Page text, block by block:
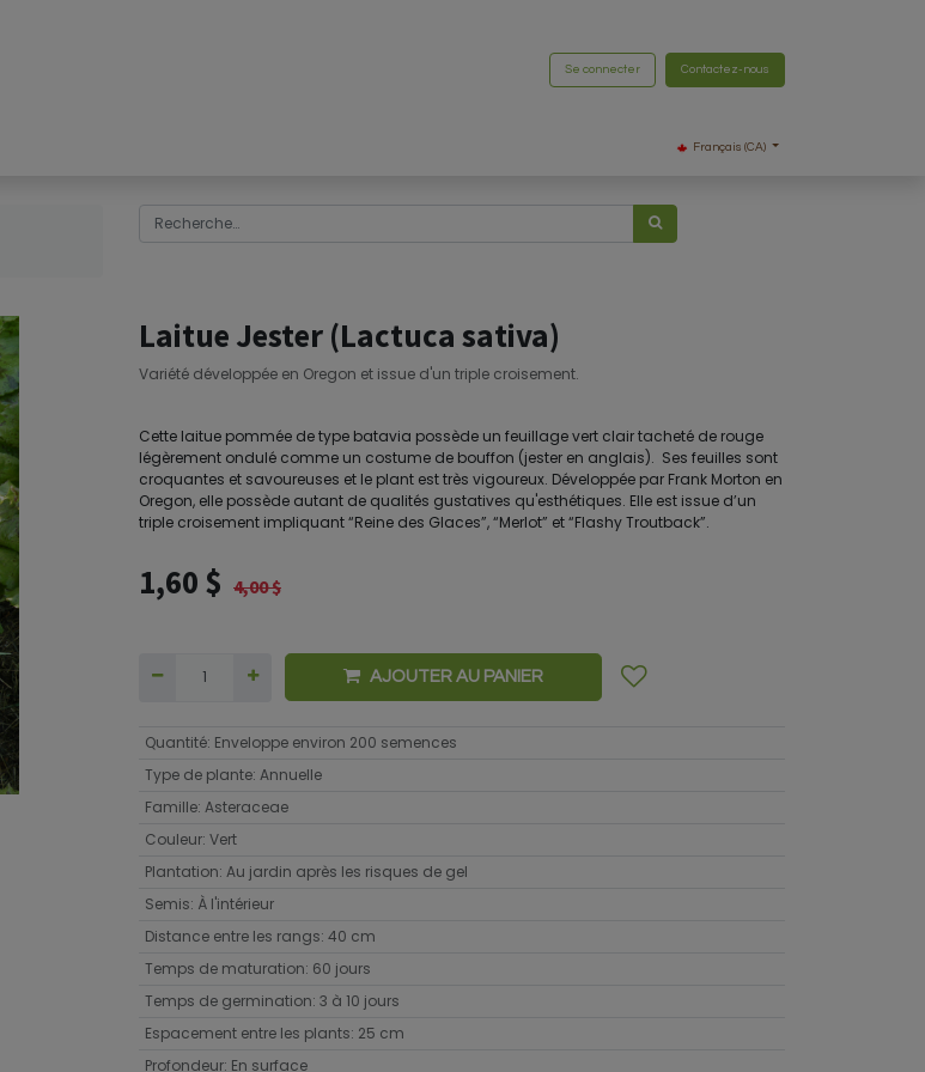
Se connecter Contactez-nous
Français (CA)
Laitue Jester (Lactuca sativa)
Variété développée en Oregon et issue d'un triple croisement.
Cette laitue pommée de type batavia possède un feuillage vert clair tacheté de rouge
légèrement ondulé comme un costume de bouffon (jester en anglais). Ses feuilles sont
croquantes et savoureuses et le plant est très vigoureux. Développée par Frank Morton en
Oregon, elle possède autant de qualités gustatives qu'esthétiques. Elle est issue d’un
triple croisement impliquant “Reine des Glaces”, “Merlot” et “Flashy Troutback”.
1,60 $ 4,00$
AJOUTER AU PANIER
Quantité: Enveloppe environ 200 semences
Type de plante: Annuelle
Famille: Asteraceae
Couleur: Vert
Plantation: Au jardin après les risques de gel
Semis: À l'intérieur
Distance entre les rangs: 40 cm
Temps de maturation: 60 jours
Temps de germination: 3 à 10 jours
Espacement entre les plants: 25 cm
Profondeur: En surface